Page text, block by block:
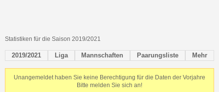
Statistiken für die Saison 2019/2021
2019/2021 Liga Mannschaften Paarungsliste Mehr
Unangemeldet haben Sie keine Berechtigung für die Daten der Vorjahre
Bitte melden Sie sich an!